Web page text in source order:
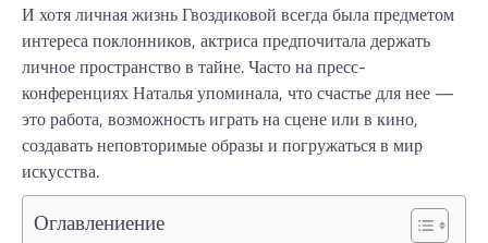
И хотя личная жизнь Гвоздиковой всегда была предметом
интереса поклонников, актриса предпочитала держать
личное пространство в тайне. Часто на пресс-
конференциях Наталья упоминала, что счастье для нее —
это работа, возможность играть на сцене или в кино,
создавать неповторимые образы и погружаться в мир
искусства.
Оглавлениение